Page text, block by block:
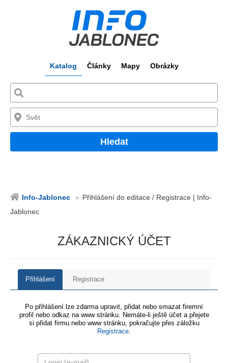
Katalog Články Mapy Obrázky
Hledat
Info-Jablonec
Přihlášení do editace / Registrace | Info-
Jablonec
ZÁKAZNICKÝ ÚČET
Přihlášení Registrace
Po přihlášení lze zdarma upravit, přidat nebo smazat firemní
profil nebo odkaz na www stránku. Nemáte-li ještě účet a přejete
si přidat firmu nebo www stránku, pokračujte přes záložku
Registrace.